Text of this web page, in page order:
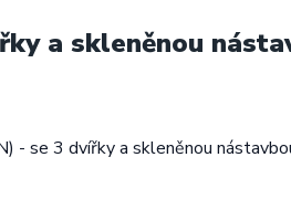
a skleněnou